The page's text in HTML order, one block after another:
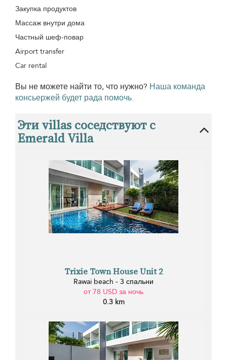
Закупка продуктов
Массаж внутри дома
Частный шеф-повар
Airport transfer
Car rental
Вы не можете найти то, что нужно? Наша команда
консьержей будет рада помочь.
Эти villas соседствуют с
Emerald Villa
Trixie Town House Unit 2
Rawai beach - 3 спальни
от 78 USD за ночь
0.3 km